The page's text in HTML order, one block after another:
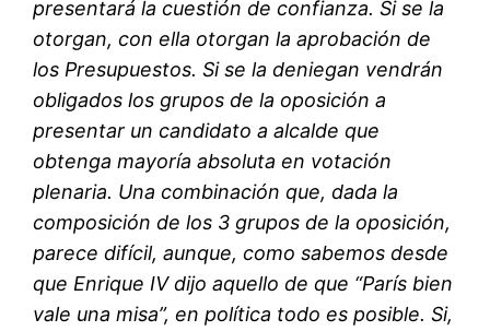
presentará la cuestión de confianza. Si se la
otorgan, con ella otorgan la aprobación de
los Presupuestos. Si se la deniegan vendrán
obligados los grupos de la oposición a
presentar un candidato a alcalde que
obtenga mayoría absoluta en votación
plenaria. Una combinación que, dada la
composición de los 3 grupos de la oposición,
parece difícil, aunque, como sabemos desde
que Enrique IV dijo aquello de que “París bien
vale una misa”, en política todo es posible. Si,